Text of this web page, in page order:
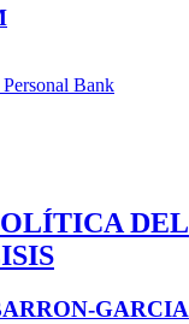
DEL
GARCIA